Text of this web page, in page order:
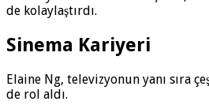
de kolaylaştırdı.
Sinema Kariyeri
Elaine Ng, televizyonun yanı sıra
de rol aldı.